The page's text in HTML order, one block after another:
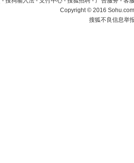
Copyright©2016
搜狐不良信息举